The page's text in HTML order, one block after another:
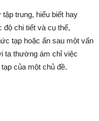
trung, hiểu biết hay
chi tiết và cụ thể,
tạp hoặc ẩn sau một vấn
ta thường ám chỉ việc
của một chủ đề.